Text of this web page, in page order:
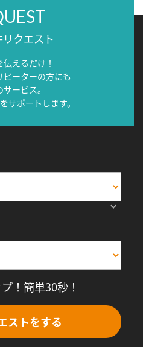
クエスト
えるだけ！
ピーターの方にも
ービス。
サポートします。
！簡単30秒！
ストをする